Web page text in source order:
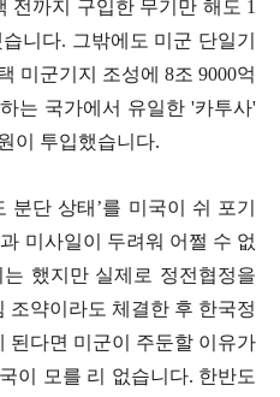
전까지 구입한 무기만 해도 1
니다. 그밖에도 미군 단일기
미군기지 조성에 8조 9000억
는 국가에서 유일한 '카투사'
이 투입했습니다.
분단 상태 ’를 미국이 쉬 포기
미사일이 두려워 어쩔 수 없
했지만 실제로 정전협정을
조약이라도 체결한 후 한국정
된다면 미군이 주둔할 이유가
이 모를 리 없습니다. 한반도